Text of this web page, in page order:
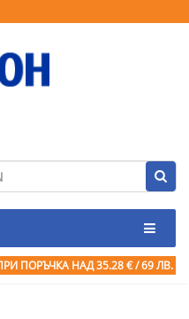
ПОРЪЧКА НАД 35.28 € / 69 ЛВ.